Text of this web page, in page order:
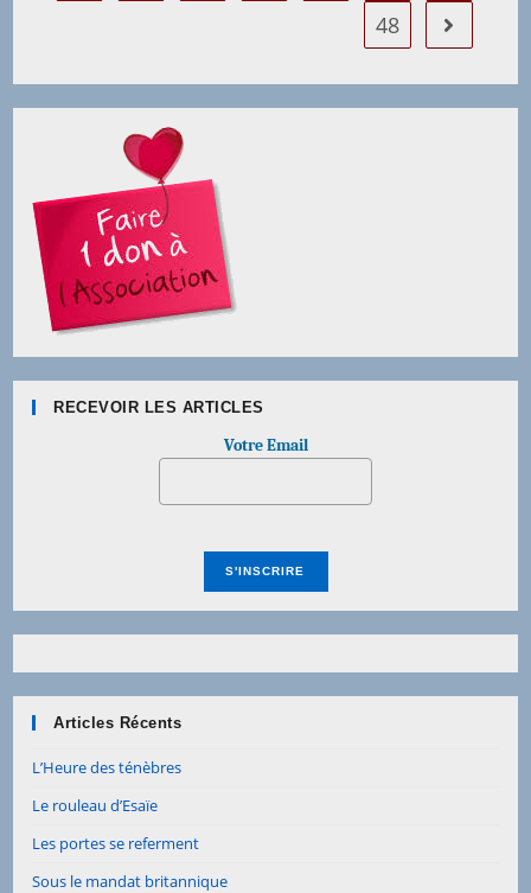
48
Aller à la
RECEVOIR LES ARTICLES
Votre Email
Articles Récents
L’Heure des ténèbres
Le rouleau d’Esaïe
Les portes se referment
Sous le mandat britannique